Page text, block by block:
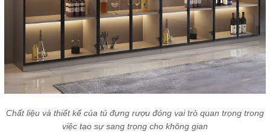
Chất liệu và thiết kế của tủ đựng rượu đóng vai trò quan trọng trong
việc tạo sự sang trọng cho không gian